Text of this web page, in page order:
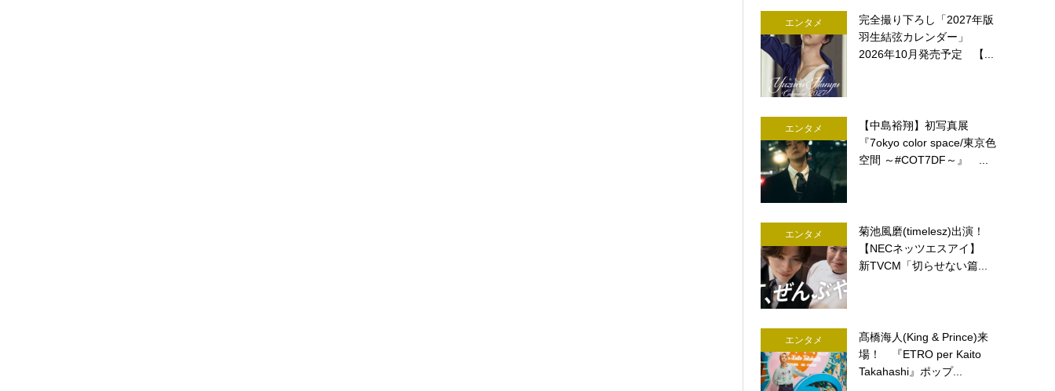
エンタメ
完全撮り下ろし「2027年版
羽生結弦カレンダー」
2026年10月発売予定 【...
エンタメ
【中島裕翔】初写真展
『7okyo color space/東京色
空間 ～#COT7DF～』 ...
エンタメ
菊池風磨(timelesz)出演！
【NECネッツエスアイ】
新TVCM「切らせない篇...
エンタメ
髙橋海人(King & Prince)来
場！ 『ETRO per Kaito
Takahashi』ポップ...